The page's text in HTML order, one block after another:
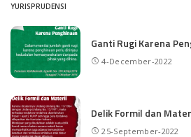
YURISPRUDENSI
Ganti Rugi Karena
4-December-2022
Delik Formil dan
25-September-2022